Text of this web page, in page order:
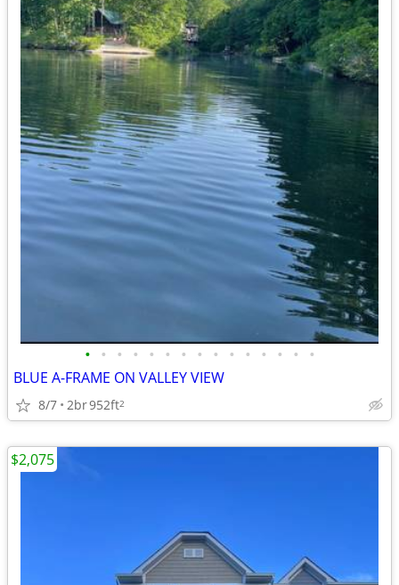
• • • • • • • • • • • • • • •
BLUE A-FRAME ON VALLEY VIEW
8/7 2br952ft2
$2,075